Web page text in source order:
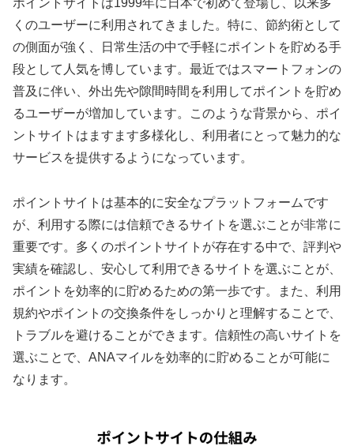
くのユーザーに利用されてきました。特に、節約術として
の側面が強く、日常生活の中で手軽にポイントを貯める手
段として人気を博しています。最近ではスマートフォンの
普及に伴い、外出先や隙間時間を利用してポイントを貯め
るユーザーが増加しています。このような背景から、ポイ
ントサイトはますます多様化し、利用者にとって魅力的な
サービスを提供するようになっています。
ポイントサイトは基本的に安全なプラットフォームです
が、利用する際には信頼できるサイトを選ぶことが非常に
重要です。多くのポイントサイトが存在する中で、評判や
実績を確認し、安心して利用できるサイトを選ぶことが、
ポイントを効率的に貯めるための第一歩です。また、利用
規約やポイントの交換条件をしっかりと理解することで、
トラブルを避けることができます。信頼性の高いサイトを
選ぶことで、ANAマイルを効率的に貯めることが可能に
なります。